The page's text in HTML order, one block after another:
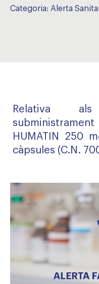
Categoria: Alerta
Relativa
HUMATIN 250
càpsules (C.N.